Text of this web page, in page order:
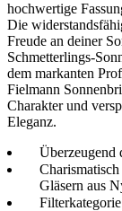
hochwertige
Die
Freude an deiner
Schmetterlings-
dem markanten
Fielmann
Charakter und
Eleganz.
Überzeugend
Gläsern aus